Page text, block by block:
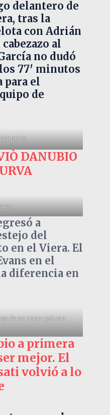
delantero de
tras la
con Adrián
al
no dudó
77′ minutos
para el
de
DANUBIO
a
del
en el Viera. El
en el
diferencia en
de su primer gol con
a primera
mejor. El
volvió a lo